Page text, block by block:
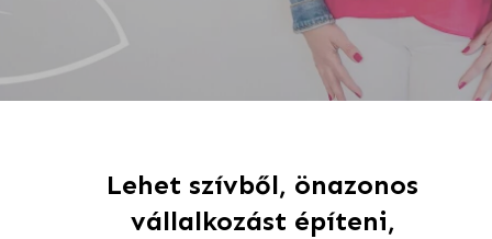
Lehet szívből, önazonos
vállalkozást építeni,